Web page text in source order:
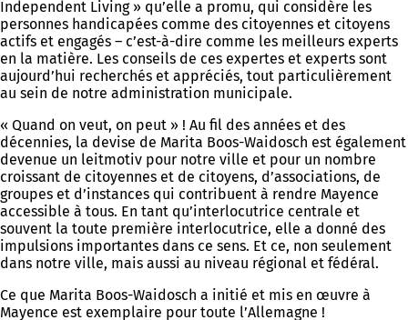
Independent Living » qu’elle a promu, qui considère les
personnes handicapées comme des citoyennes et citoyens
actifs et engagés – c’est-à-dire comme les meilleurs experts
en la matière. Les conseils de ces expertes et experts sont
aujourd’hui recherchés et appréciés, tout particulièrement
au sein de notre administration municipale.
« Quand on veut, on peut » ! Au fil des années et des
décennies, la devise de Marita Boos-Waidosch est également
devenue un leitmotiv pour notre ville et pour un nombre
croissant de citoyennes et de citoyens, d’associations, de
groupes et d’instances qui contribuent à rendre Mayence
accessible à tous. En tant qu’interlocutrice centrale et
souvent la toute première interlocutrice, elle a donné des
impulsions importantes dans ce sens. Et ce, non seulement
dans notre ville, mais aussi au niveau régional et fédéral.
Ce que Marita Boos-Waidosch a initié et mis en œuvre à
Mayence est exemplaire pour toute l’Allemagne !